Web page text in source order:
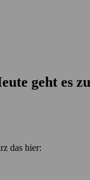
geht es
das hier: